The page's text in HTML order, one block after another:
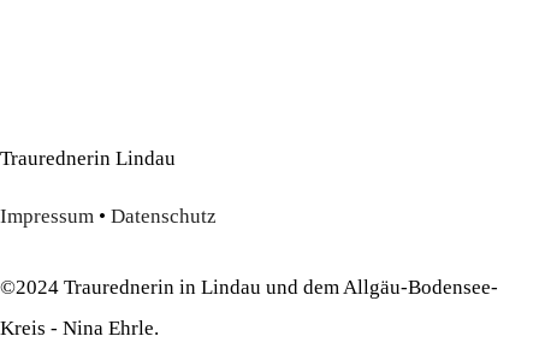
Traurednerin Lindau
Impressum • Datenschutz
©2024 Traurednerin in Lindau und dem Allgäu-Bodensee-
Kreis - Nina Ehrle.